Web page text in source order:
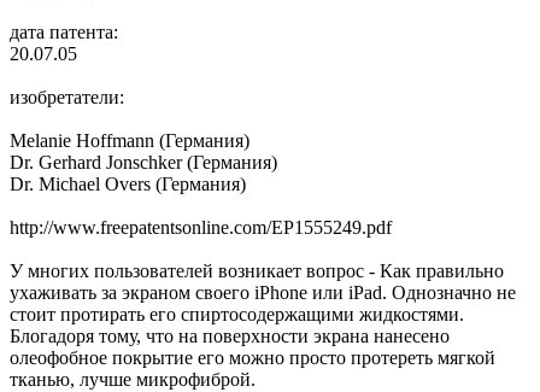
дата патента:
20.07.05
изобретатели:
Melanie Hoffmann (Германия)
Dr. Gerhard Jonschker (Германия)
Dr. Michael Overs (Германия)
http://www.freepatentsonline.com/EP1555249.pdf
У многих пользователей возникает вопрос - Как правильно
ухаживать за экраном своего iPhone или iPad. Однозначно не
стоит протирать его спиртосодержащими жидкостями.
Блогадоря тому, что на поверхности экрана нанесено
олеофобное покрытие его можно просто протереть мягкой
тканью, лучше микрофиброй.